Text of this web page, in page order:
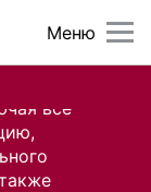
все
Меню